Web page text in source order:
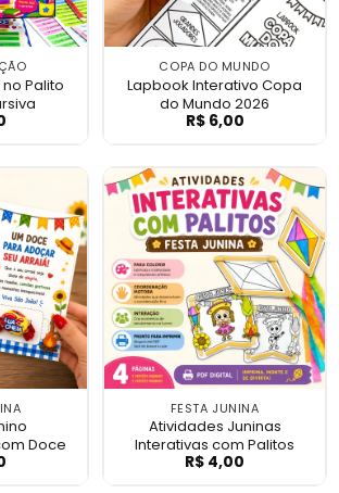
Palito
Fatiados no Palito em Letra
COPA DO MUNDO
Lapbook Interativo Copa
do Mundo 2026
Lapbook
R$6,00
Doce
Junino Lembrancinha com Doce
FESTA JUNINA
Atividades Juninas
Interativas com Palitos
Atividades
R$ 4,00